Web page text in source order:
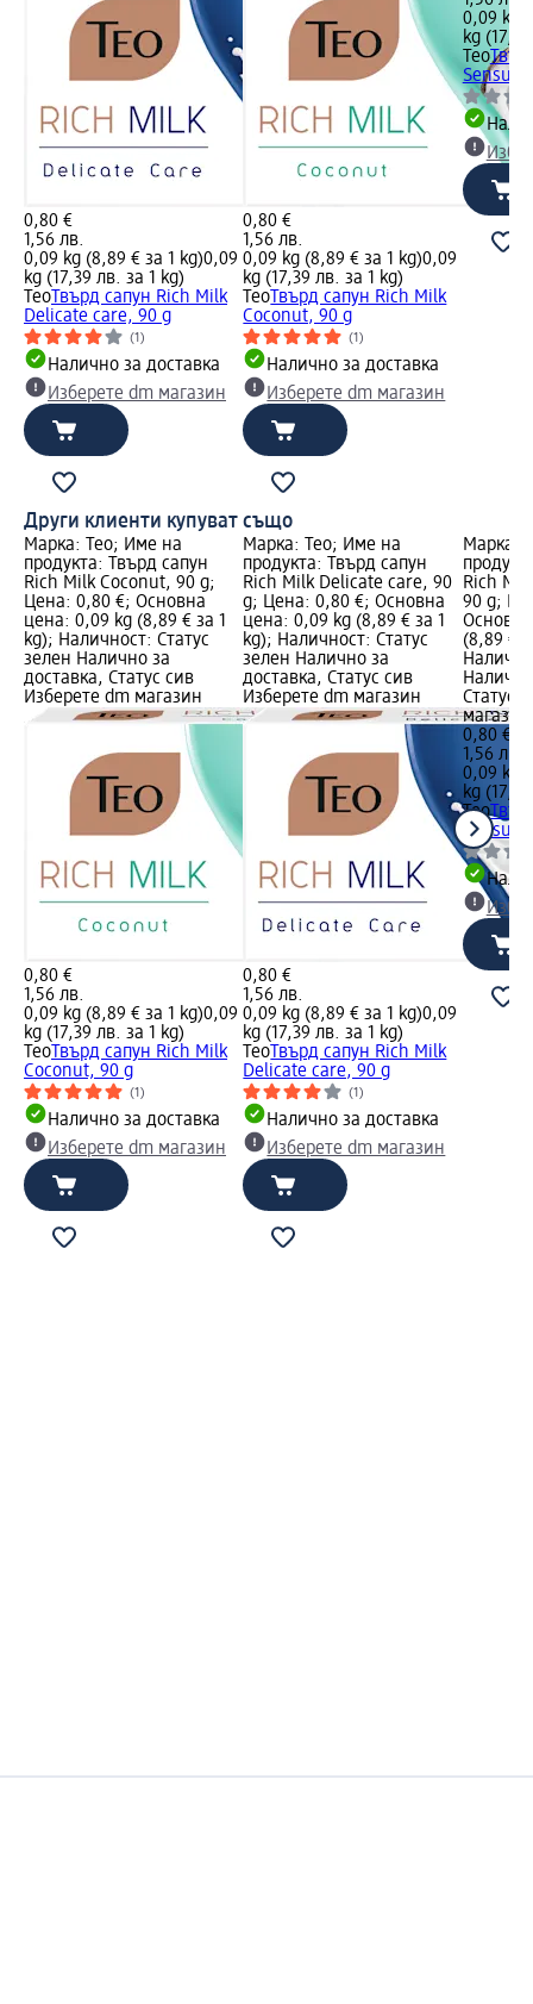
0,80 €
1,56 лв.
0,09 kg (8,89 € за 1 kg)0,09
kg (17,39 лв. за 1 kg)
Teo Твърд сапун Rich Milk
Delicate care, 90 g
(1)
Налично за доставка
Изберете dm магазин
0,80 €
1,56 лв.
0,09 kg (8,89 € за 1 kg)0,09
kg (17,39 лв. за 1 kg)
Teo Твърд сапун Rich Milk
Coconut, 90 g
(1)
Налично за доставка
Изберете dm магазин
0,09 kg
kg
Teo
Sensual
Други клиенти купуват също
Марка: Teo; Име на
продукта: Твърд сапун
Rich Milk Coconut, 90 g;
Цена: 0,80 €; Основна
цена: 0,09 kg (8,89 € за 1
kg); Наличност: Статус
зелен Налично за
доставка, Статус сив
Изберете dm магазин
0,80 €
1,56 лв.
0,09 kg (8,89 € за 1 kg)0,09
kg (17,39 лв. за 1 kg)
Teo Твърд сапун Rich Milk
Coconut, 90 g
(1)
Налично за доставка
Изберете dm магазин
Марка: Teo; Име на
продукта: Твърд сапун
Rich Milk Delicate care, 90
g; Цена: 0,80 €; Основна
цена: 0,09 kg (8,89 € за 1
kg); Наличност: Статус
зелен Налично за
доставка, Статус сив
Изберете dm магазин
0,80 €
1,56 лв.
0,09 kg (8,89 € за 1 kg)0,09
kg (17,39 лв. за 1 kg)
Teo Твърд сапун Rich Milk
Delicate care, 90 g
(1)
Налично за доставка
Изберете dm магазин
Марка:
Rich
90 g;
(8,89 €
Статус
магазин
0,80 €
1,56 лв.
0,09 kg
kg
Teo